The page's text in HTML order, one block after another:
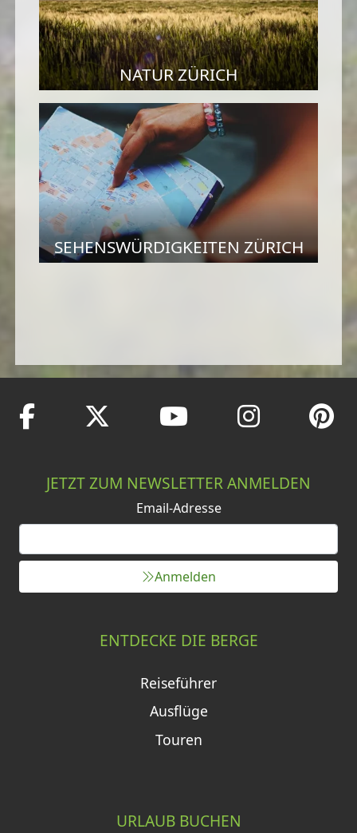
NATUR ZÜRICH
SEHENSWÜRDIGKEITEN ZÜRICH
JETZT ZUM NEWSLETTER ANMELDEN
Email-Adresse
Anmelden
ENTDECKE DIE BERGE
Reiseführer
Ausflüge
Touren
URLAUB BUCHEN